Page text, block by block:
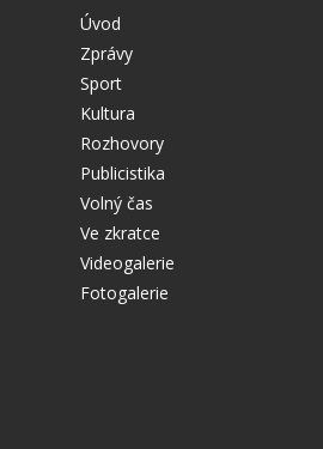
Úvod
Zprávy
Sport
Kultura
Rozhovory
Publicistika
Volný čas
Ve zkratce
Videogalerie
Fotogalerie